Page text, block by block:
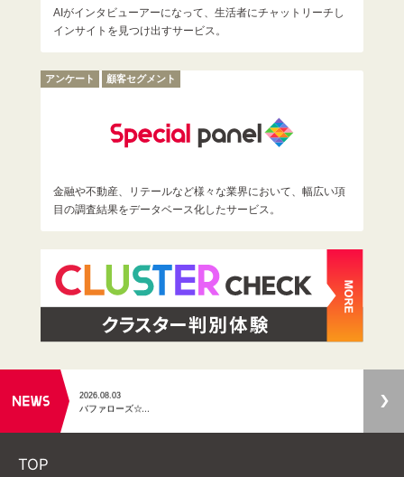
AIがインタビューアーになって、生活者にチャットリーチし
インサイトを見つけ出すサービス。
アンケート 顧客セグメント
金融や不動産、リテールなど様々な業界において、幅広い項
目の調査結果をデータベース化したサービス。
2026.07.01
ロイヤリティマ...
2026.08.04
「令和8年熊本...
2026.08.03
バファローズ☆
TOP